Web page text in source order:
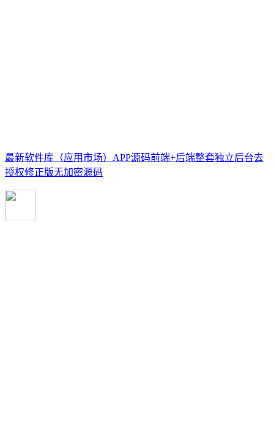
最新软件库（应用市场）APP源码前端+后端整套独立后台去
授权修正版无加密源码